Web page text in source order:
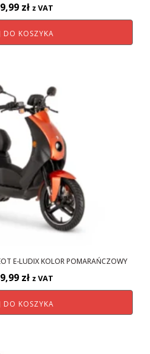
zł z VAT
DO KOSZYKA
E-LUDIX KOLOR POMARAŃCZOWY
zł z VAT
DO KOSZYKA